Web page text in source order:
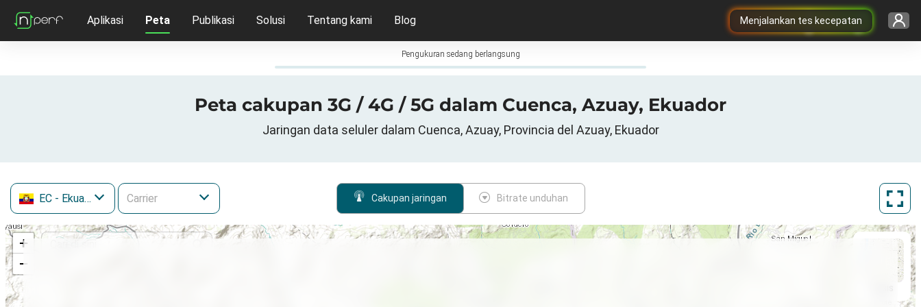
Menjalankan tes kecepatan
Aplikasi Peta Publikasi Solusi Tentang kami Blog
Pengukuran sedang berlangsung
Peta cakupan 3G / 4G / 5G dalam Cuenca, Azuay, Ekuador
Jaringan data seluler dalam Cuenca, Azuay, Provincia del Azuay, Ekuador
EC - Ekuador Cakupan jaringan Bitrate unduhan
+
−